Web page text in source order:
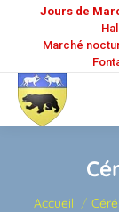
Jours de
Marché
Vous êtes ici :
Accueil